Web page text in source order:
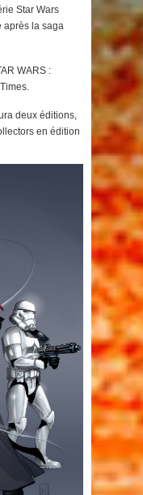
Star Wars
après la saga
WARS :
deux éditions,
en édition